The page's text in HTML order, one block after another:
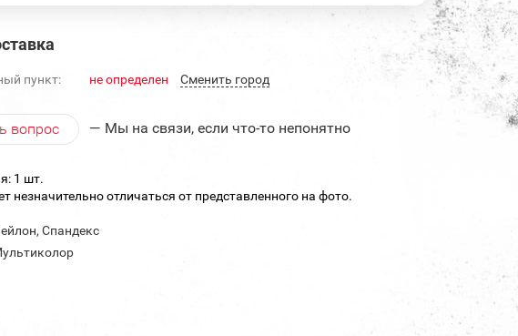
пункт: не определен Cменить город
вопрос — Мы на связи, если что-то непонятно
1 шт.
незначительно отличаться от представленного на фото.
Спандекс